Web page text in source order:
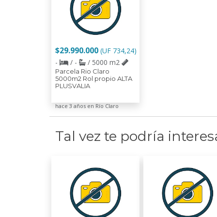
$29.990.000 (UF 734,24)
-
/ - / 5000 m2
Parcela Rio Claro
5000m2 Rol propio ALTA
PLUSVALIA
hace 3 años en Río Claro
Tal vez te podría